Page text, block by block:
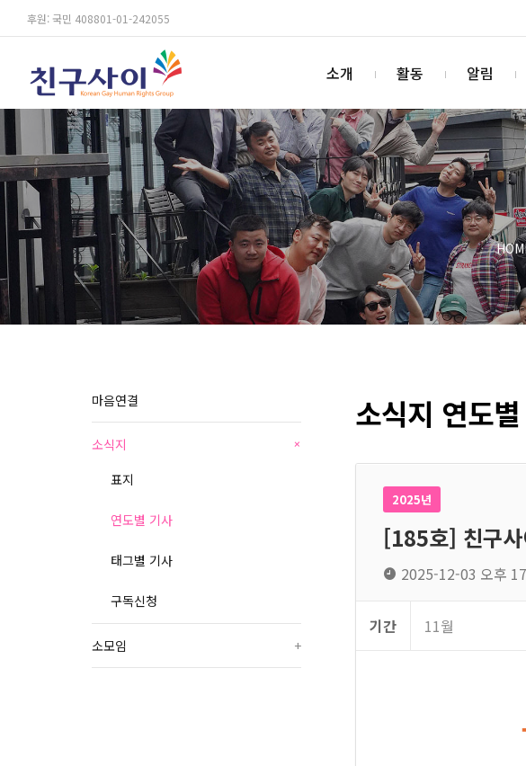
후원: 국민 408801-01-242055
소개 활동 알림
마음연결
소식지 +
표지
연도별 기사
태그별 기사
구독신청
소모임 +
소식지 연도
2025년
[185호] 친구
2025-12-03 오후
기간 11월